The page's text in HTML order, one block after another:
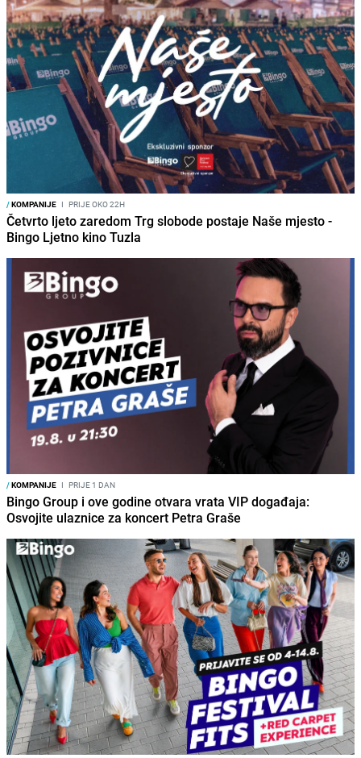
/KOMPANIJE I PRIJE OKO 22H
Četvrto ljeto zaredom Trg slobode postaje Naše mjesto -
Bingo Ljetno kino Tuzla
/KOMPANIJE I PRIJE 1 DAN
Bingo Group i ove godine otvara vrata VIP događaja:
Osvojite ulaznice za koncert Petra Graše